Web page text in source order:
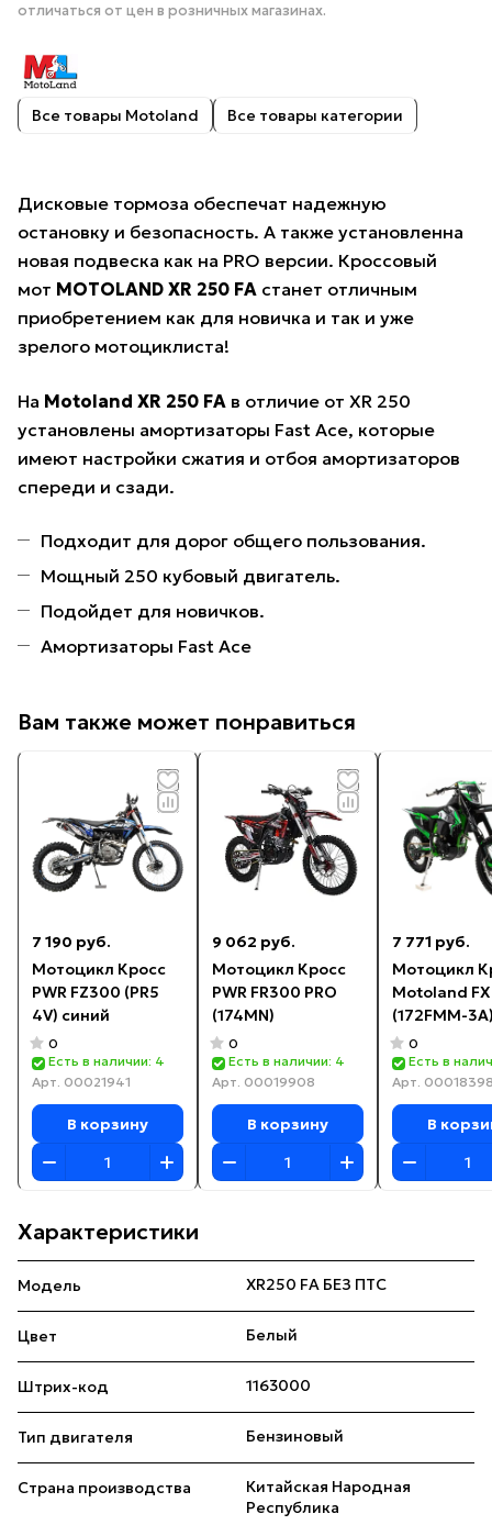
отличаться от цен в розничных магазинах.
Все товары Motoland Все товары категории
Дисковые тормоза обеспечат надежную
остановку и безопасность. А также установленна
новая подвеска как на PRO версии. Кроссовый
мот MOTOLAND XR 250 FA станет отличным
приобретением как для новичка и так и уже
зрелого мотоциклиста!
На Motoland XR 250 FA в отличие от XR 250
установлены амортизаторы Fast Ace, которые
имеют настройки сжатия и отбоя амортизаторов
спереди и сзади.
Подходит для дорог общего пользования.
Мощный 250 кубовый двигатель.
Подойдет для новичков.
Амортизаторы Fast Ace
Вам также может понравиться
7 190 руб.
Мотоцикл Кросс
PWR FZ300 (PR5
4V) синий
0
Есть в наличии: 4
Арт. 00021941
В корзину
9 062 руб.
Мотоцикл Кросс
PWR FR300 PRO
(174MN)
0
Есть в наличии: 4
Арт. 00019908
В корзину
7 771 руб.
Мотоцикл
Motoland
(172FMM-
зеленый
0
Есть в
Арт.
В
Характеристики
Модель XR250 FA БЕЗ ПТС
Цвет Белый
Штрих-код 1163000
Тип двигателя Бензиновый
Страна производства
Китайская Народная
Республика